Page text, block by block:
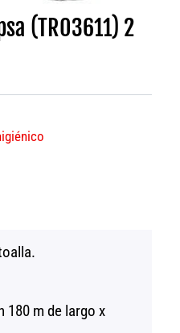
(TR03611) 2
180 m de largo x